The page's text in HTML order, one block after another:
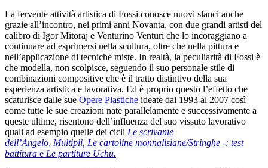
La fervente attività artistica di Fossi conosce nuovi slanci anche
grazie all’incontro, nei primi anni Novanta, con due grandi artisti del
calibro di Igor Mitoraj e Venturino Venturi che lo incoraggiano a
continuare ad esprimersi nella scultura, oltre che nella pittura e
nell’applicazione di tecniche miste. In realtà, la peculiarità di Fossi è
che modella, non scolpisce, seguendo il suo personale stile di
combinazioni compositive che è il tratto distintivo della sua
esperienza artistica e lavorativa. Ed è proprio questo l’effetto che
scaturisce dalle sue Opere Plastiche ideate dal 1993 al 2007 così
come tutte le sue creazioni nate parallelamente e successivamente a
queste ultime, risentono dell’influenza del suo vissuto lavorativo
quali ad esempio quelle dei cicli Le scrivanie
dell’Angelo, Multipli, Le cartoline monnalisiane/Stringhe -: test
battitura e Le partiture Uchu.